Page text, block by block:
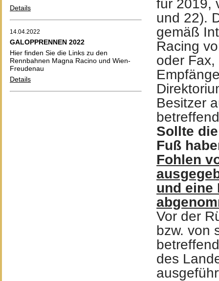
Details
14.04.2022
GALOPPRENNEN 2022
Hier finden Sie die Links zu den
Rennbahnen Magna Racino und Wien-
Freudenau
Details
für 2019,
und 22).
gemäß
Racing
oder
Besitzer
Sollte
Fuß
Fohlen
und eine
Vor der
bzw. von
des